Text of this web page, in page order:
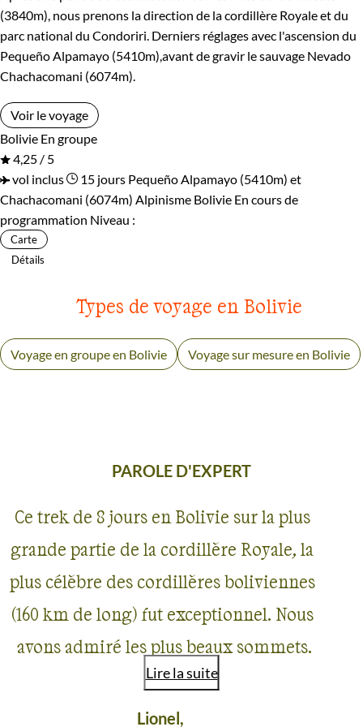
l’ascension du Huayna Potosí nécessite de posséder quelques
bases des techniques de l’alpinisme si on veut avoir la chance
de fouler le sommet.
(3840m), nous prenons la direction de la cordillère Royale et du
parc national du Condoriri. Derniers réglages avec l'ascension du
Pequeño Alpamayo (5410m),avant de gravir le sauvage Nevado
Chachacomani (6074m).
Voir le voyage
Bolivie En groupe
4,25 / 5
vol inclus
15 jours Pequeño Alpamayo (5410m) et
Chachacomani (6074m) Alpinisme Bolivie En cours de
programmation Niveau :
Carte
Détails
Types de voyage en Bolivie
Voyage en groupe en Bolivie Voyage sur mesure en Bolivie
PAROLE D'EXPERT
Ce trek de 8 jours en Bolivie sur la plus
grande partie de la cordillère Royale, la
plus célèbre des cordillères boliviennes
(160 km de long) fut exceptionnel. Nous
avons admiré les plus beaux sommets
boliviens dépassant les 6000m d’altitude
(Cerro Condoriri, Pequeño Alpamayo,
Lire la suite
Lionel,